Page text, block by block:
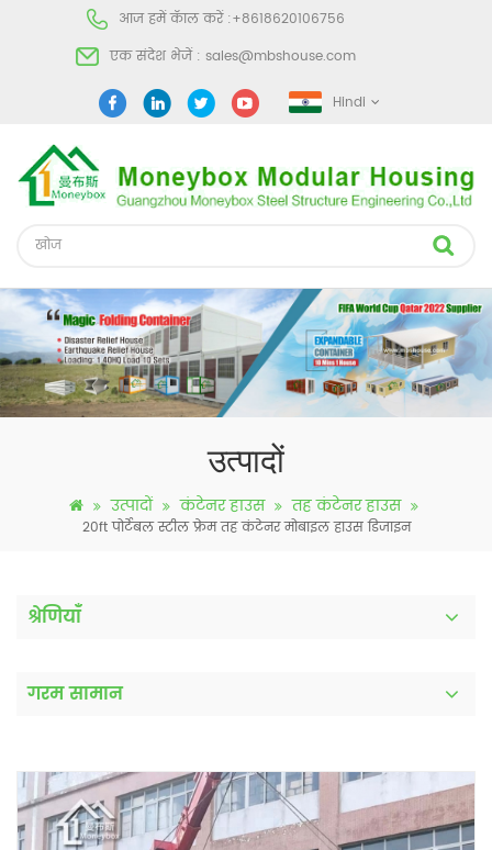
आज हमें कॅाल करें :+8618620106756
एक संदेश भेजें : sales@mbshouse.com
Hindi
उत्पादों
उत्पादों कंटेनर हाउस तह कंटेनर हाउस
20ft पोर्टेबल स्टील फ्रेम तह कंटेनर मोबाइल हाउस डिजाइन
श्रेणियाँ
गरम सामान